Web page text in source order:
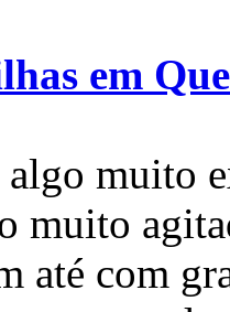
em
muito
muito
até com